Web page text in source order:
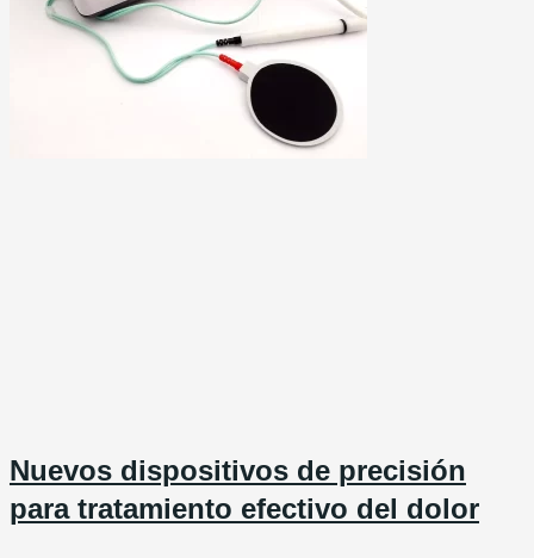
Nuevos dispositivos de precisión
para tratamiento efectivo del dolor